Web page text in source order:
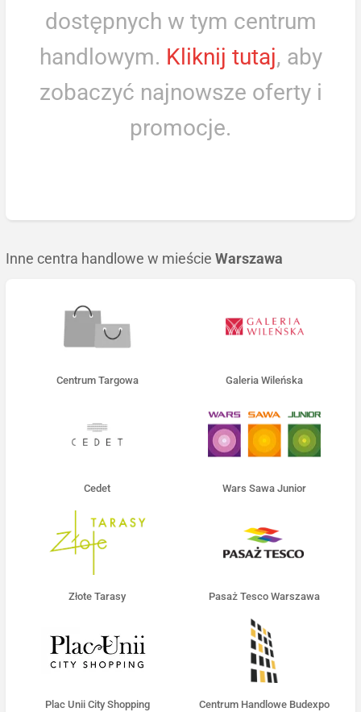
dostępnych w tym centrum
handlowym. Kliknij tutaj, aby
zobaczyć najnowsze oferty i
promocje.
Inne centra handlowe w mieście Warszawa
Centrum Targowa Galeria Wileńska
Cedet Wars Sawa Junior
Złote Tarasy Pasaż Tesco Warszawa
Plac Unii City Shopping Centrum Handlowe Budexpo